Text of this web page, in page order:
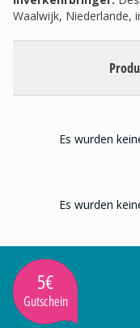
Waalwijk, Niederlande,
Es wurden
Es wurden
5€
Gutschein